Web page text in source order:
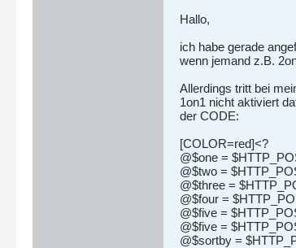
Hallo,
ich habe gerade
wenn jemand z.B.
Allerdings tritt bei
1on1 nicht aktiviert
der CODE:
[COLOR=red]<?
@$one =
@$two =
@$three =
@$four =
@$five =
@$five =
@$sortby =